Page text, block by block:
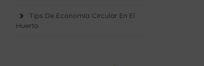
Tips De Economía Circular En El
Huerto